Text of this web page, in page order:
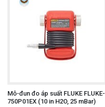
Mô-đun đo áp suất FLUKE FLUKE-
750P01EX (10 in H2O, 25 mBar)